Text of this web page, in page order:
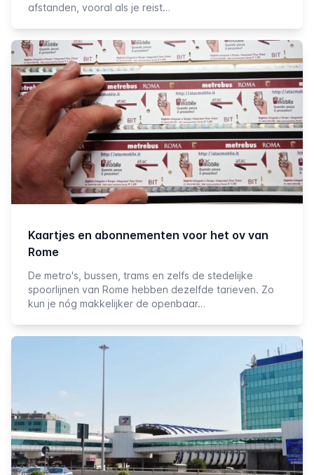
afstanden, vooral als je reist…
Kaartjes en abonnementen voor het ov van
Rome
De metro's, bussen, trams en zelfs de stedelijke
spoorlijnen van Rome hebben dezelfde tarieven. Zo
kun je nóg makkelijker de openbaar…